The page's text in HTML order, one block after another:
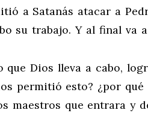
a Satanás atacar a
su trabajo. Y al final va
que Dios lleva a cabo,
permitió esto? ¿por
maestros que entrara y